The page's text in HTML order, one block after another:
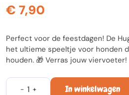
€ 7,90
Perfect voor de feestdagen! De
het ultieme speeltje voor honden
houden. 🎁 Verras jouw viervoeter!
- + In winkelwagen